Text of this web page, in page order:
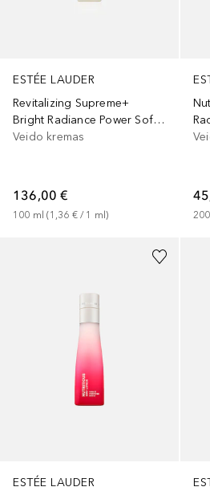
ESTÉE LAUDER
Revitalizing Supreme+
Bright Radiance Power Soft Milky Lotion
Veido kremas
136,00 €
100 ml (1,36 € / 1 ml) 200
ESTÉE LAUDER